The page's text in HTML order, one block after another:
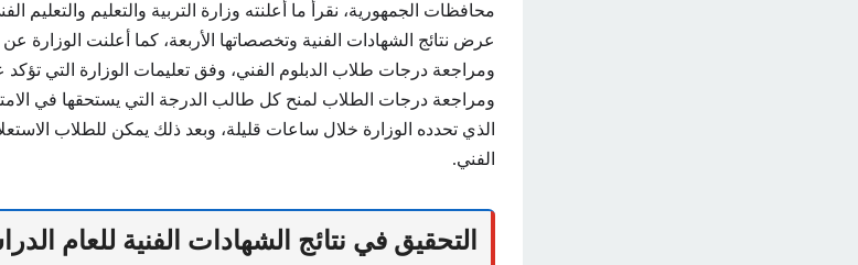
محافظات الجمهورية، نقرأ ما أعلنته وزارة التربية والتعليم
عرض نتائج الشهادات الفنية وتخصصاتها الأربعة، كما أعلنت الوزارة عن
ومراجعة درجات طلاب الدبلوم الفني، وفق تعليمات الوزارة التي
ومراجعة درجات الطلاب لمنح كل طالب الدرجة التي يستحقها في
الذي تحدده الوزارة خلال ساعات قليلة، وبعد ذلك يمكن للطلاب
الفني.
التحقيق في نتائج الشهادات الفنية للعام الدراسي